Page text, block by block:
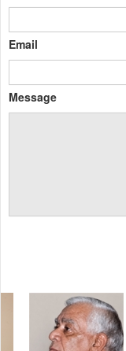
Email
Message